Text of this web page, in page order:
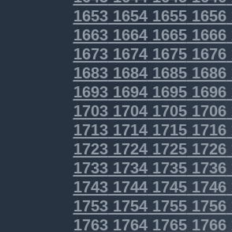
1653165416551656
1663166416651666
1673167416751676
1683168416851686
1693169416951696
1703170417051706
1713171417151716
1723172417251726
1733173417351736
1743174417451746
1753175417551756
1763176417651766